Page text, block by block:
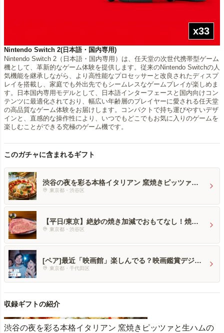
x33
Nintendo Switch 2(日本語・国内専用)
Nintendo Switch 2（日本語・国内専用）は、任天堂の次世代携帯型ゲーム
機として、革新的なゲーム体験を提供します。従来のNintendo Switchの人
気機能を継承しながら、より高性能なプロセッサーと改良されたディスプ
レイを搭載し、家庭でも外出先でもシームレスなゲームプレイが楽しめま
す。日本国内専用モデルとして、日本語インターフェースと国内向けコン
テンツに最適化されており、幅広い年齢層のプレイヤーに愛される任天堂
の高品質なゲーム体験をお届けします。コンパクトで持ち運びやすいデザ
インと、直感的な操作性により、いつでもどこでもお気に入りのゲームを
楽しむことができる究極のゲーム機です。
このガチャに含まれるギフト
渋谷の夜を彩る本格イタリアン 窯焼きピッツァと
生ハムのペアディナー
東京都・渋谷区
【平日/東京】絶妙の焼き加減でおもてなし！焼肉
ふたごの共通食事券
東京都・渋谷区
[ペア]最近「映画館」楽しんでる？映画鑑賞デジタ
ルギフトで映画の没入体験を贈ろう
東京都・千代田区
収録ギフトの紹介
渋谷の夜を彩る本格イタリアン 窯焼きピッツァと生ハムの